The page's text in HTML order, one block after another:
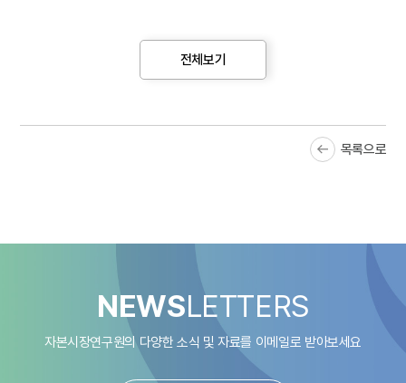
□ 글로벌 행동주의펀드 활동은 2018년 이후 감소하다가 2022년
2018년 이후 감소추세를 보이며 2021년에는 173건까지 감소했으나
활동은 각국의 긴축정책으로 글로벌 증시가 악화되면서 다양한
기업경영상의 문제가 나타났고 이러한 점이 행동주의펀드에게는 기회가
・2022년 글로벌 행동주의펀드가 진행한 캠페인은 235건으로 2018년
249건 이후 최고치를 기록
— 글로벌 행동주의펀드 활동 목적으로는 M&A와 이사선임이 70%
전체보기
목록으로
NEWSLETTERS
자본시장연구원의 다양한 소식 및 자료를 이메일로 받아보세요